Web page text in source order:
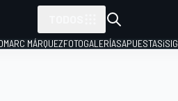
MARC MÁRQUEZFOTOGALERÍASAPUESTAS